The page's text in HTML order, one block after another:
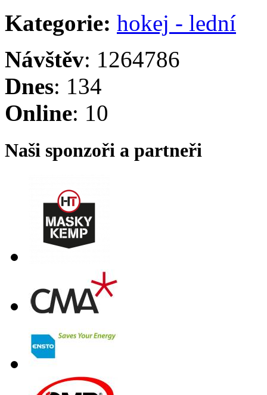
Kategorie: hokej - lední
Návštěv: 1264786
Dnes: 134
Online: 10
Naši sponzoři a partneři